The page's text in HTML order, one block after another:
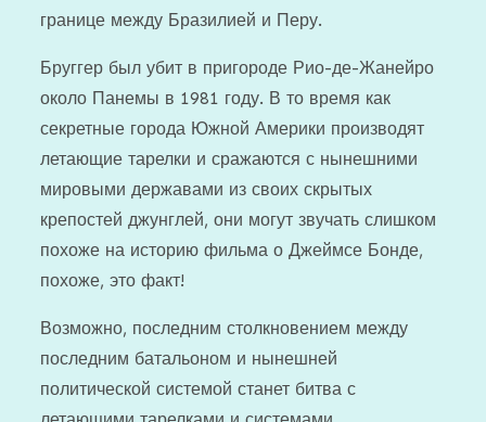
границе между Бразилией и Перу.
Бруггер был убит в пригороде Рио-де-Жанейро
около Панемы в 1981 году. В то время как
секретные города Южной Америки производят
летающие тарелки и сражаются с нынешними
мировыми державами из своих скрытых
крепостей джунглей, они могут звучать слишком
похоже на историю фильма о Джеймсе Бонде,
похоже, это факт!
Возможно, последним столкновением между
последним батальоном и нынешней
политической системой станет битва с